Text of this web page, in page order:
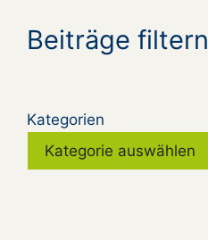
Beiträge filtern
Kategorien